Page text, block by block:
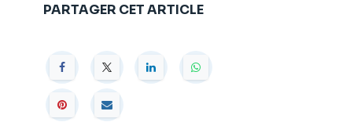
PARTAGER CET ARTICLE